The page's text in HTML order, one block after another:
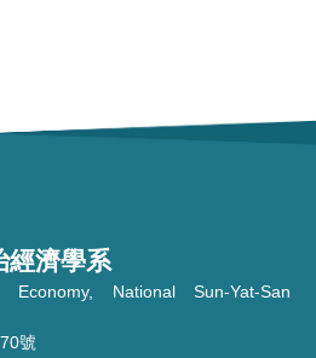
經濟學系
National Sun-Yat-San
號